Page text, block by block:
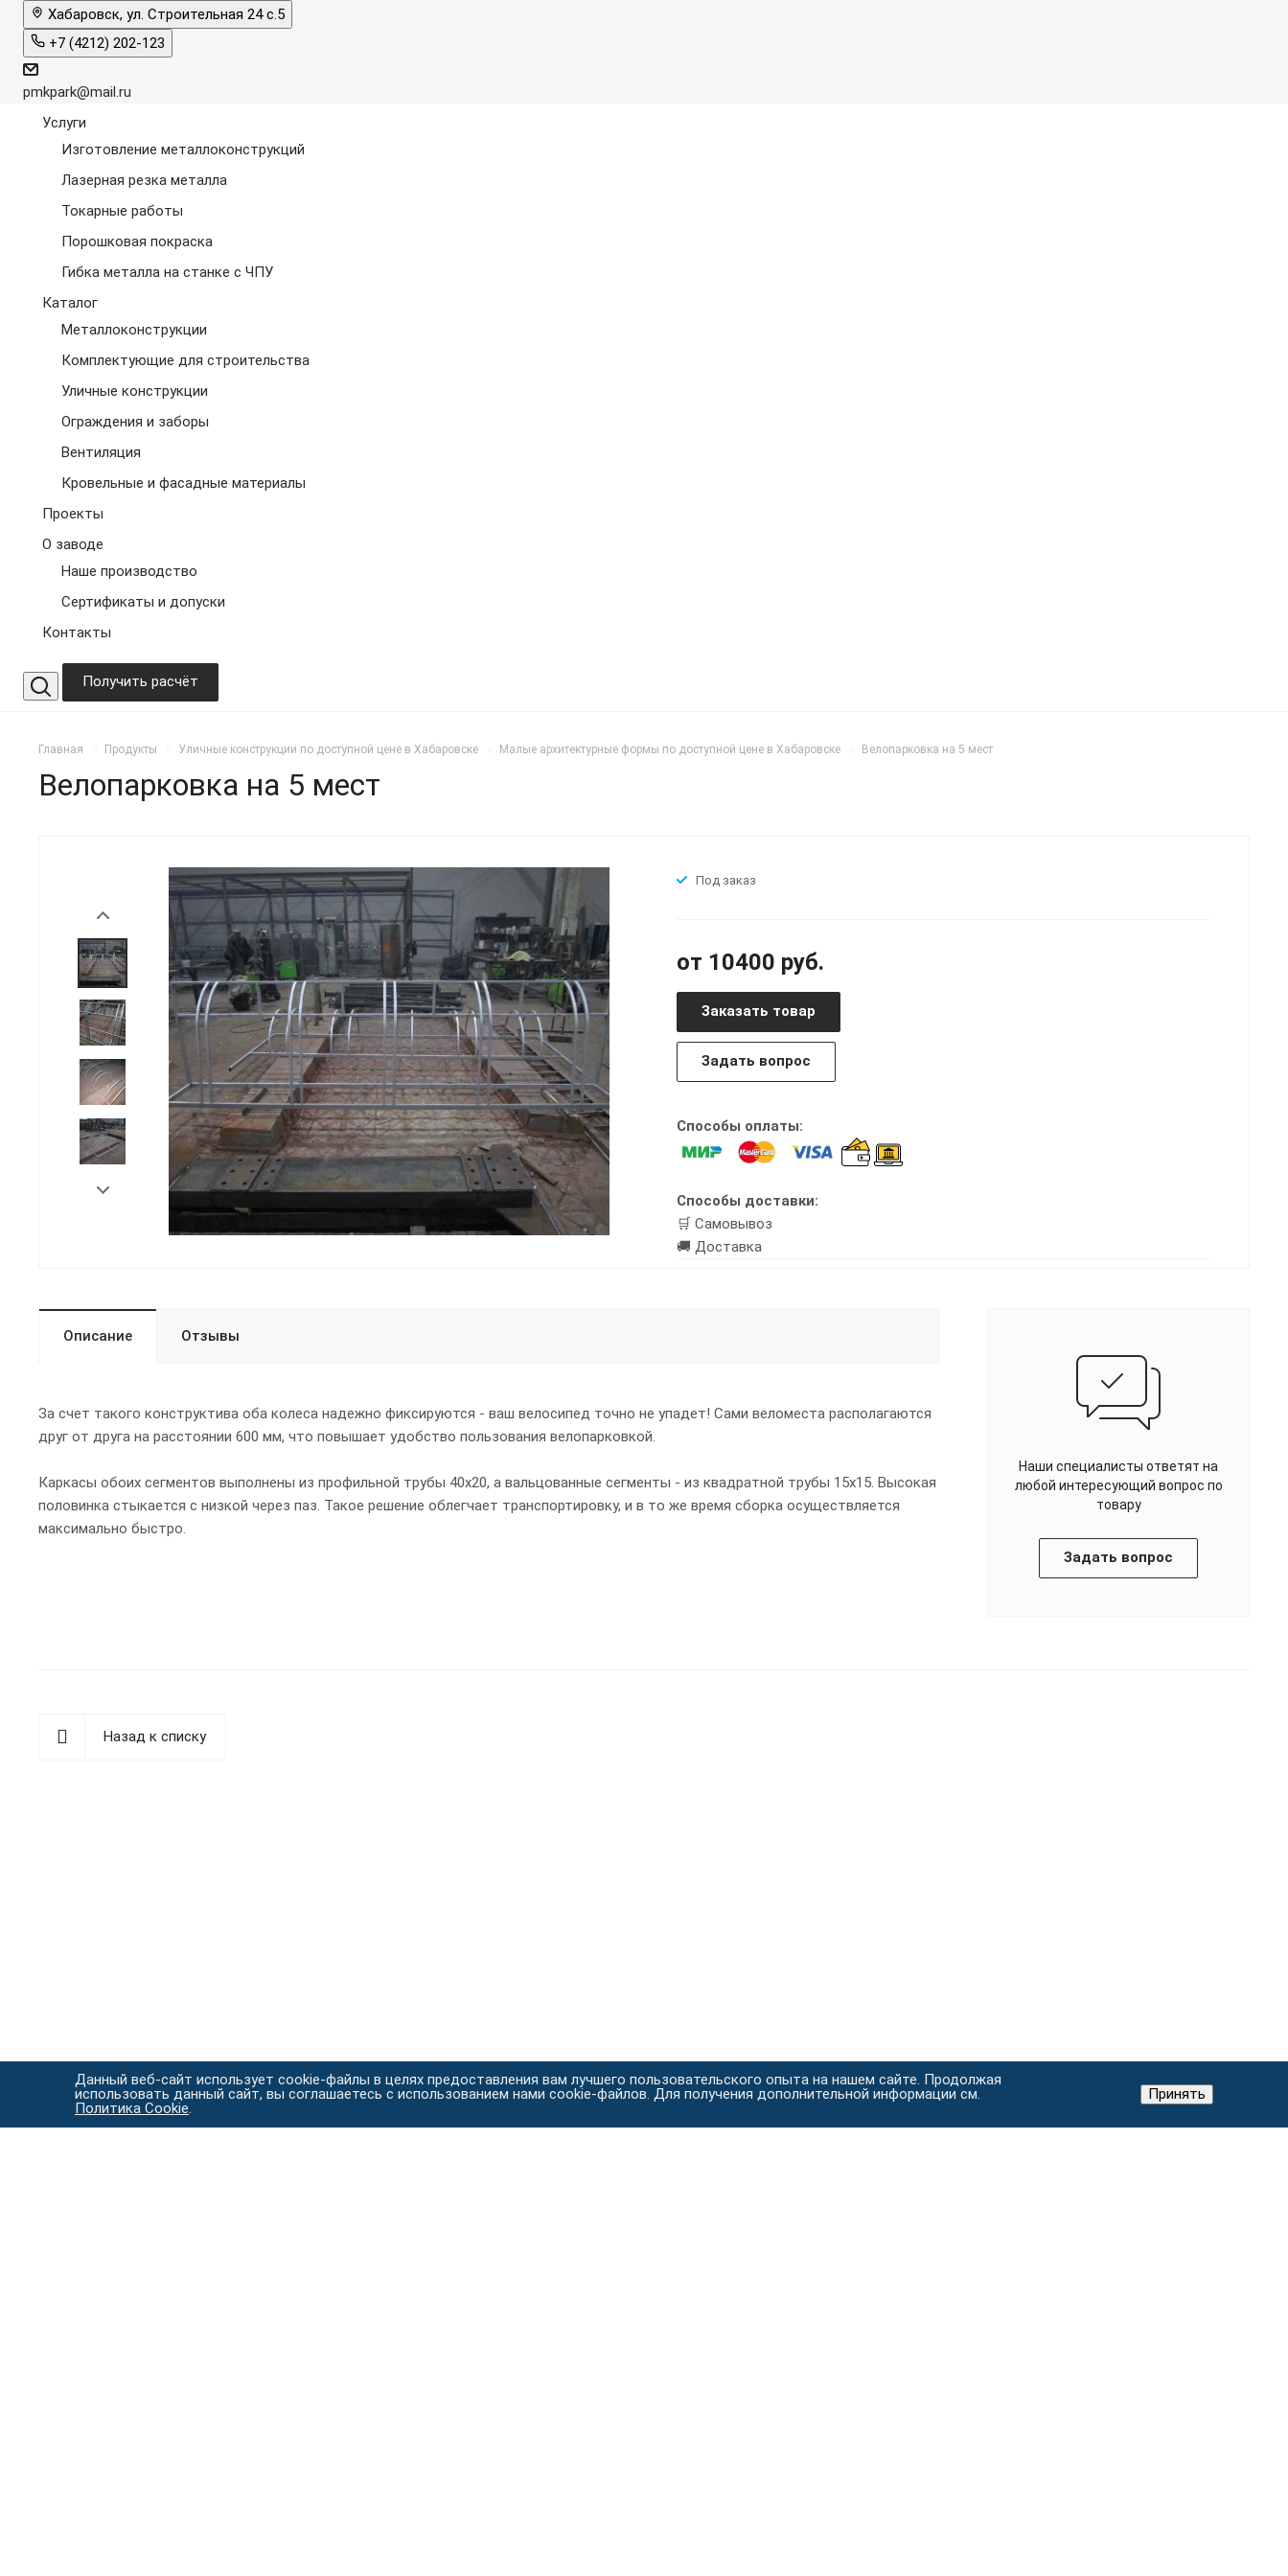
Хабаровск, ул. Строительная 24 с.5
+7 (4212) 202-123
pmkpark@mail.ru
Услуги
Изготовление металлоконструкций
Лазерная резка металла
Токарные работы
Порошковая покраска
Гибка металла на станке с ЧПУ
Каталог
Металлоконструкции
Комплектующие для строительства
Уличные конструкции
Ограждения и заборы
Вентиляция
Кровельные и фасадные материалы
Проекты
О заводе
Наше производство
Сертификаты и допуски
Контакты
Получить расчёт
Главная Продукты Уличные конструкции по доступной цене в Хабаровске Малые архитектурные формы по доступной цене в Хабаровске Велопарковка на 5 мест
Велопарковка на 5 мест
Под заказ
от 10400 руб.
Заказать товар
Задать вопрос
Способы оплаты:
Способы доставки:
🛒 Самовывоз
🚚 Доставка
Описание Отзывы
За счет такого конструктива оба колеса надежно фиксируются - ваш велосипед точно не упадет! Сами веломеста располагаются
друг от друга на расстоянии 600 мм, что повышает удобство пользования велопарковкой.
Каркасы обоих сегментов выполнены из профильной трубы 40х20, а вальцованные сегменты - из квадратной трубы 15х15. Высокая
половинка стыкается с низкой через паз. Такое решение облегчает транспортировку, и в то же время сборка осуществляется
максимально быстро.
Наши специалисты ответят на
любой интересующий вопрос по
товару
Задать вопрос
Назад к списку
Данный веб-сайт использует cookie-файлы в целях предоставления вам лучшего пользовательского опыта на нашем сайте. Продолжая
использовать данный сайт, вы соглашаетесь с использованием нами cookie-файлов. Для получения дополнительной информации см.
Политика Cookie.
Принять